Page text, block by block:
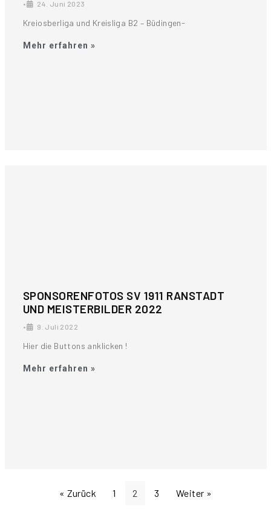
• 24. Juni 2023
Kreiosberliga und Kreisliga B2 – Büdingen-
Mehr erfahren »
SPONSORENFOTOS SV 1911 RANSTADT
UND MEISTERBILDER 2022
• 9. Juli 2022
Hier die Buttons anklicken !
Mehr erfahren »
« Zurück 1 2 3 Weiter »